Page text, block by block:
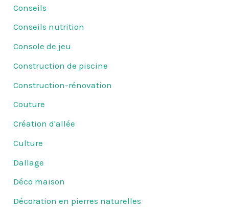
Conseils
Conseils nutrition
Console de jeu
Construction de piscine
Construction-rénovation
Couture
Création d'allée
Culture
Dallage
Déco maison
Décoration en pierres naturelles